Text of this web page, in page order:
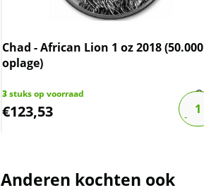
Chad - African Lion 1 oz 2018 (50.000
oplage)
3stuks op voorraad
€123,53
Anderen kochten ook